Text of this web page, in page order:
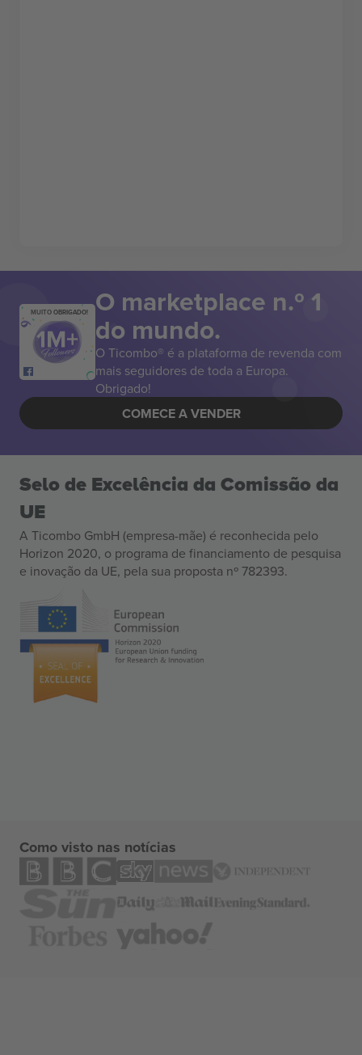
MUITO OBRIGADO! O marketplace n.º 1
do mundo.
O Ticombo® é a plataforma de revenda com
mais seguidores de toda a Europa.
Obrigado!
COMECE A VENDER
Selo de Excelência da Comissão da
UE
A Ticombo GmbH (empresa-mãe) é reconhecida pelo
Horizon 2020, o programa de financiamento de pesquisa
e inovação da UE, pela sua proposta nº 782393.
Como visto nas notícias